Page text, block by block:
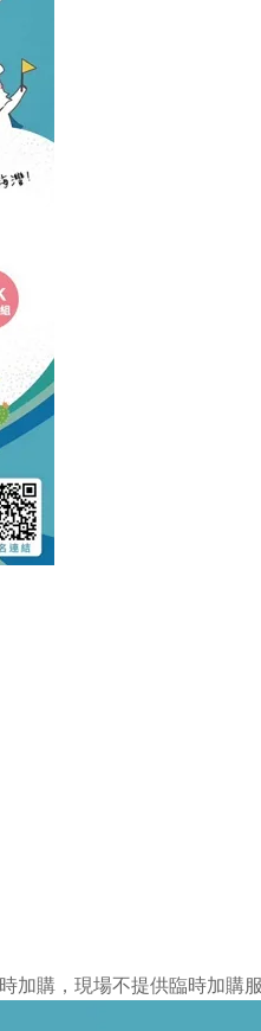
購，現場不提供臨時加購